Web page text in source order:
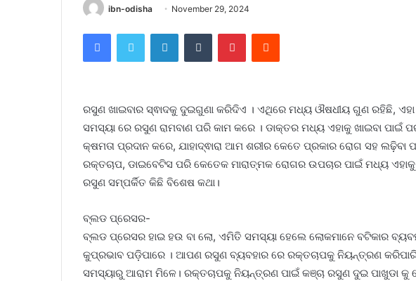
ibn-odisha November 29, 2024
FacebookTwitter LinkedInTumblr PinterestReddit
ରସୁଣ ଖାଇବାର ସ୍ଵାଦକୁ ଦୁଇଗୁଣା କରିଦିଏ । ଏଥିରେ ମଧ୍ୟ ଔଷଧୀୟ ଗୁଣ ରହିଛି, ଏହା
ସମସ୍ୟା ରେ ରସୁଣ ରାମବାଣ ପରି କାମ କରେ । ଡାକ୍ତର ମଧ୍ୟ ଏହାକୁ ଖାଇବା ପାଇଁ
କ୍ଷମତା ପ୍ରଦାନ କରେ, ଯାହାଦ୍ଵାରା ଆମ ଶରୀର କେତେ ପ୍ରକାର ରୋଗ ସହ ଲଢ଼ିବା
ରକ୍ତଚାପ, ଡାଇବେଟିସ ପରି କେତେକ ମାରାତ୍ମକ ରୋଗର ଉପଚାର ପାଇଁ ମଧ୍ୟ ଏହାକୁ
ରସୁଣ ସମ୍ପର୍କିତ କିଛି ବିଶେଷ କଥା।
ବ୍ଲଡ ପ୍ରେସର-
ବ୍ଲଡ ପ୍ରେସର ହାଇ ହଉ ବା ଲୋ, ଏମିତି ସମସ୍ୟା ହେଲେ ଲୋକମାନେ ବଟିକାର
କୁପ୍ରଭାବ ପଡ଼ିପାରେ । ଆପଣ ରସୁଣ ବ୍ୟବହାର ରେ ରକ୍ତଚାପକୁ ନିୟନ୍ତ୍ରଣ
ସମସ୍ୟାରୁ ଆରାମ ମିଳେ। ରକ୍ତଚାପକୁ ନିୟନ୍ତ୍ରଣ ପାଇଁ କଞ୍ଚା ରସୁଣ ଦୁଇ ପାଖୁଡା କୁ